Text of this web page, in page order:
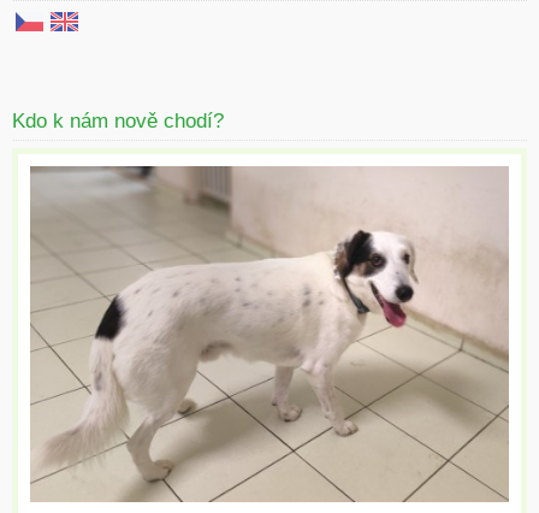
Kdo k nám nově chodí?